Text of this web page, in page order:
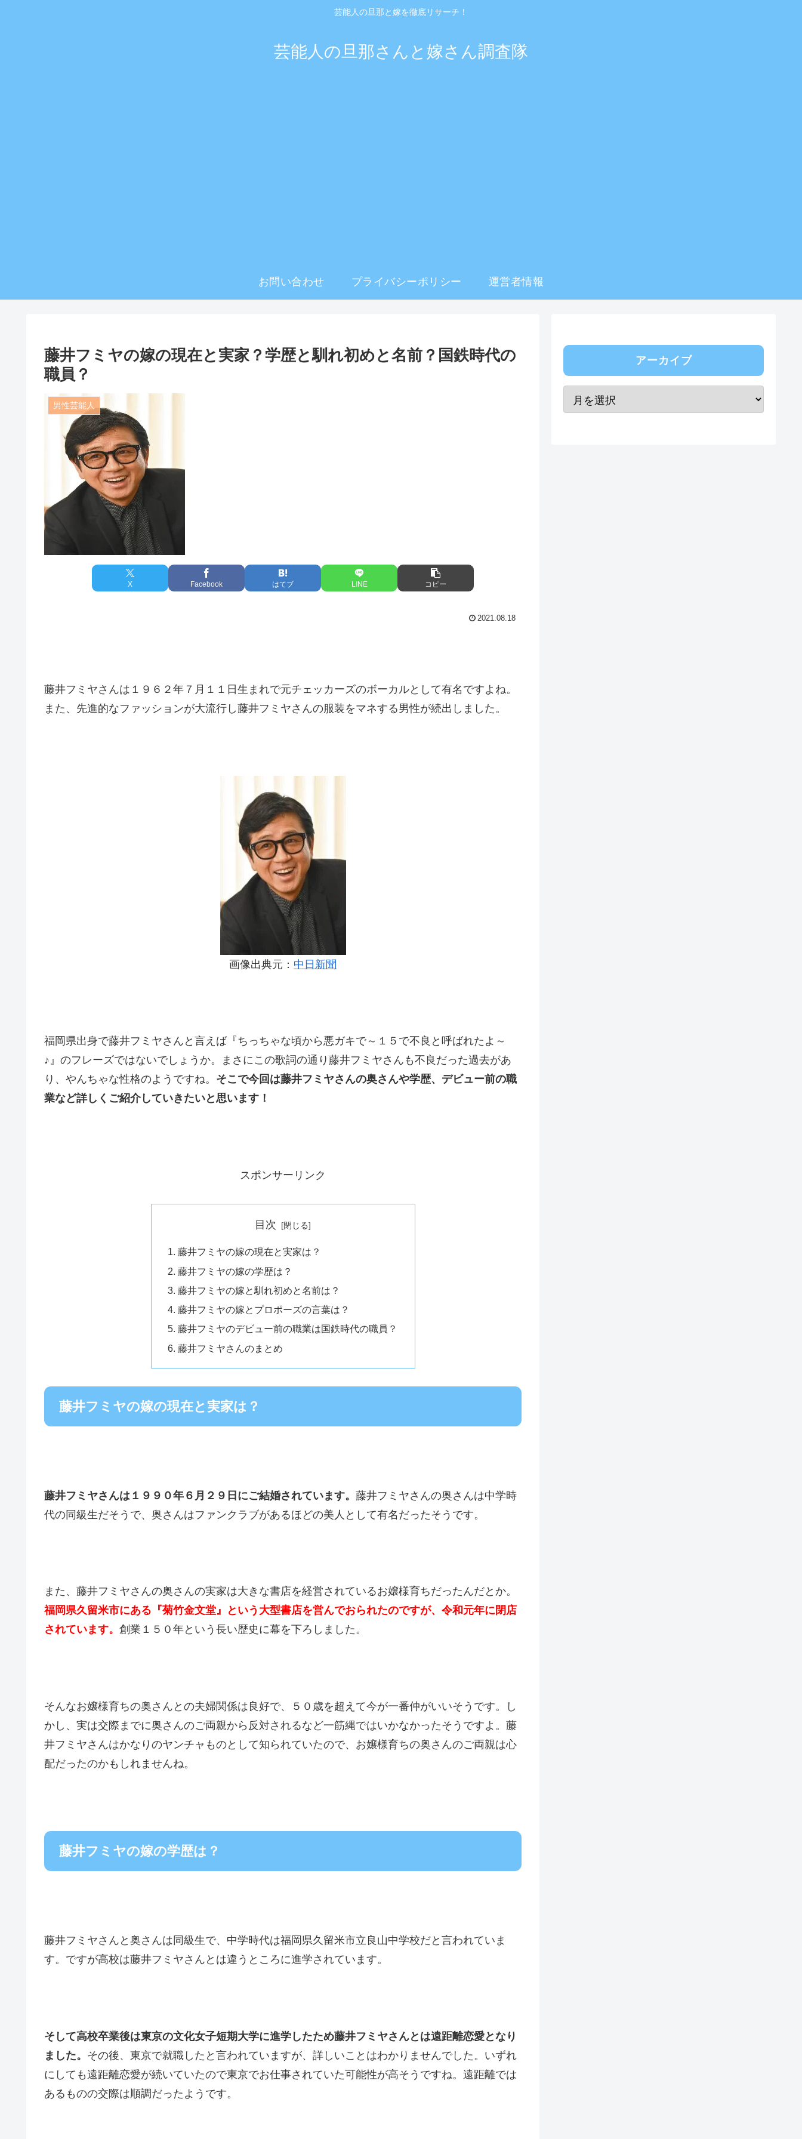
芸能人の旦那と嫁を徹底リサーチ！
芸能人の旦那さんと嫁さん調査隊
お問い合わせ プライバシーポリシー 運営者情報
藤井フミヤの嫁の現在と実家？学歴と馴れ初めと名前？国鉄時代の
職員？
男性芸能人
X Facebook はてブ LINE コピー
2021.08.18
藤井フミヤさんは１９６２年７月１１日生まれで元チェッカーズのボーカルとして有名ですよね。
また、先進的なファッションが大流行し藤井フミヤさんの服装をマネする男性が続出しました。
画像出典元： 中日新聞
福岡県出身で藤井フミヤさんと言えば『ちっちゃな頃から悪ガキで～１５で不良と呼ばれたよ～
♪』のフレーズではないでしょうか。まさにこの歌詞の通り藤井フミヤさんも不良だった過去があ
り、やんちゃな性格のようですね。 そこで今回は藤井フミヤさんの奥さんや学歴、デビュー前の職
業など詳しくご紹介していきたいと思います！
スポンサーリンク
目次
藤井フミヤの嫁の現在と実家は？
藤井フミヤの嫁の学歴は？
藤井フミヤの嫁と馴れ初めと名前は？
藤井フミヤの嫁とプロポーズの言葉は？
藤井フミヤのデビュー前の職業は国鉄時代の職員？
藤井フミヤさんのまとめ
藤井フミヤの嫁の現在と実家は？
藤井フミヤさんは１９９０年６月２９日にご結婚されています。 藤井フミヤさんの奥さんは中学時
代の同級生だそうで、奥さんはファンクラブがあるほどの美人として有名だったそうです。
また、藤井フミヤさんの奥さんの実家は大きな書店を経営されているお嬢様育ちだったんだとか。
福岡県久留米市にある『菊竹金文堂』という大型書店を営んでおられたのですが、令和元年に閉店
されています。 創業１５０年という長い歴史に幕を下ろしました。
そんなお嬢様育ちの奥さんとの夫婦関係は良好で、５０歳を超えて今が一番仲がいいそうです。し
かし、実は交際までに奥さんのご両親から反対されるなど一筋縄ではいかなかったそうですよ。藤
井フミヤさんはかなりのヤンチャものとして知られていたので、お嬢様育ちの奥さんのご両親は心
配だったのかもしれませんね。
藤井フミヤの嫁の学歴は？
藤井フミヤさんと奥さんは同級生で、中学時代は福岡県久留米市立良山中学校だと言われていま
す。ですが高校は藤井フミヤさんとは違うところに進学されています。
そして高校卒業後は東京の文化女子短期大学に進学したため藤井フミヤさんとは遠距離恋愛となり
ました。 その後、東京で就職したと言われていますが、詳しいことはわかりませんでした。いずれ
にしても遠距離恋愛が続いていたので東京でお仕事されていた可能性が高そうですね。遠距離では
あるものの交際は順調だったようです。
アーカイブ